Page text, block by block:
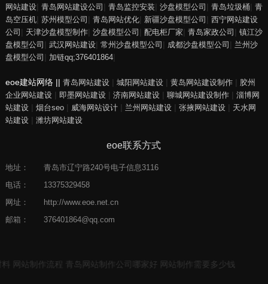
网站建设| 青岛网站建设公司 | 青岛监控安装| 沙盘模型公司 | 青岛垃圾桶| 青
岛空压机| 苏州模型公司 | 青岛网站优化| 新疆沙盘模型公司 | 西宁网站建设
公司 | 天津沙盘模型制作| 沙盘模型公司 | 配电柜厂家| 青岛家政公司 | 镇江沙
盘模型公司 | 武汉网站建设| 常州沙盘模型公司 | 成都沙盘模型公司 | 兰州沙
盘模型公司 | 加链qq;376401864|
eoe建站网络 || 青岛网站建设| 城阳网站建设| 黄岛网站建设制作| 胶州
企业网站建设| 即墨网站建设| 济南网站建设| 聊城网站建设制作| 淄博网
站建设| 烟台seo| 威海网站设计| 兰州网站建设| 张掖网站建设| 天水网
站建设| 潍坊网站建设
eoe联系方式
地址：
青岛市辽宁路240号电子信息3116
电话：
13375329458
网址：
http://www.eoe.net.cn
邮箱：
376401864@qq.com
网站制作流程 青岛网站制作公司哪家好 网站制作需要多少钱